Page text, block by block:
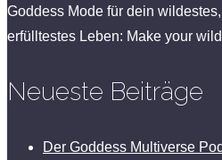
Goddess Mode für dein
erfülltestes Leben: Make your
Neueste Beiträge
Der Goddess Multiverse